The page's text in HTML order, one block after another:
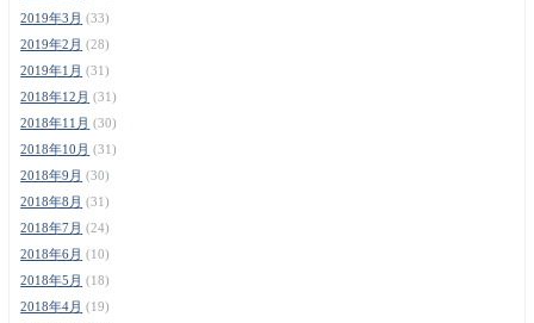
2019年3月 (33)
2019年2月 (28)
2019年1月 (31)
2018年12月 (31)
2018年11月 (30)
2018年10月 (31)
2018年9月 (30)
2018年8月 (31)
2018年7月 (24)
2018年6月 (10)
2018年5月 (18)
2018年4月 (19)